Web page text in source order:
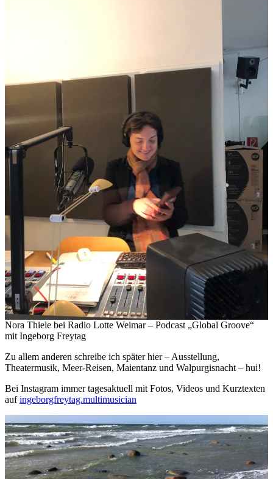
Nora Thiele bei Radio Lotte Weimar – Podcast „Global Groove“
mit Ingeborg Freytag
Zu allem anderen schreibe ich später hier – Ausstellung,
Theatermusik, Meer-Reisen, Maientanz und Walpurgisnacht – hui!
Bei Instagram immer tagesaktuell mit Fotos, Videos und Kurztexten
aufingeborgfreytag.multimusician